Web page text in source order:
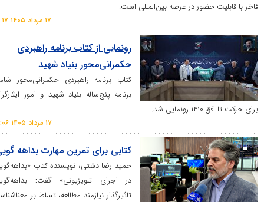
حضور در عرصه بین‌المللی است.
رونمایی از کتاب برنامه راهبردی
حکمرانی‌محور بنیاد شهید
کتاب برنامه راهبردی حکمرانی‌محور شامل
برنامه پنج‌ساله بنیاد شهید و امور ایثارگران
شد.
کتابی برای تمرین مهارت بداهه گویی
حمید رضا دشتی، نویسنده کتاب «بداهه‌گویی
در اجرای تلویزیونی» گفت: بداهه‌گویی
تاثیرگذار نیازمند مطالعه، تسلط بر معناشناسی